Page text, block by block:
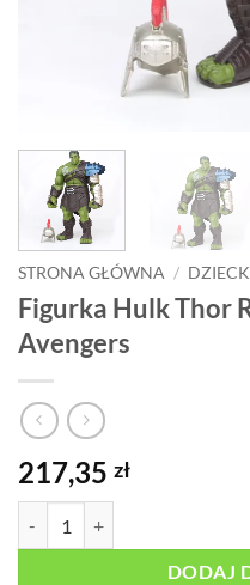
STRONA GŁÓWNA /
Figurka Hulk Thor
Avengers
217,35 zł
DODAJ